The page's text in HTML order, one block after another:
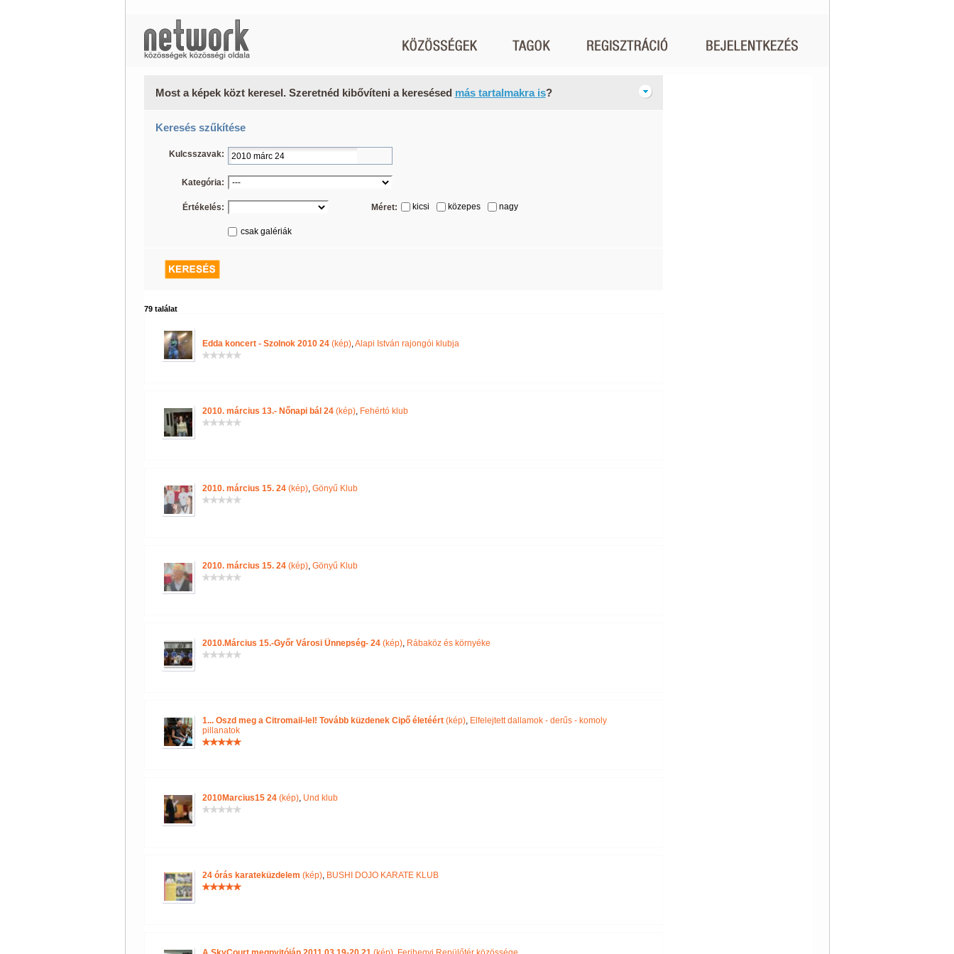
Most a képek közt keresel. Szeretnéd kibővíteni a keresésed más tartalmakra is?
Keresés szűkítése
Kulcsszavak:
Kategória:
Értékelés: Méret: kicsi közepes nagy
csak galériák
79 találat
Edda koncert - Szolnok 2010 24(kép),Alapi István rajongói klubja
2010. március 13.- Nőnapi bál 24(kép), Fehértó klub
2010. március 15. 24(kép), Gönyű Klub
2010. március 15. 24(kép), Gönyű Klub
2010.Március 15.-Győr Városi Ünnepség- 24(kép), Rábaköz és környéke
1... Oszd meg a Citromail-lel! Tovább küzdenek Cipő életéért (kép), Elfelejtett dallamok - derűs - komoly
pillanatok
2010Marcius15 24(kép), Und klub
24 órás karateküzdelem (kép), BUSHI DOJO KARATE KLUB